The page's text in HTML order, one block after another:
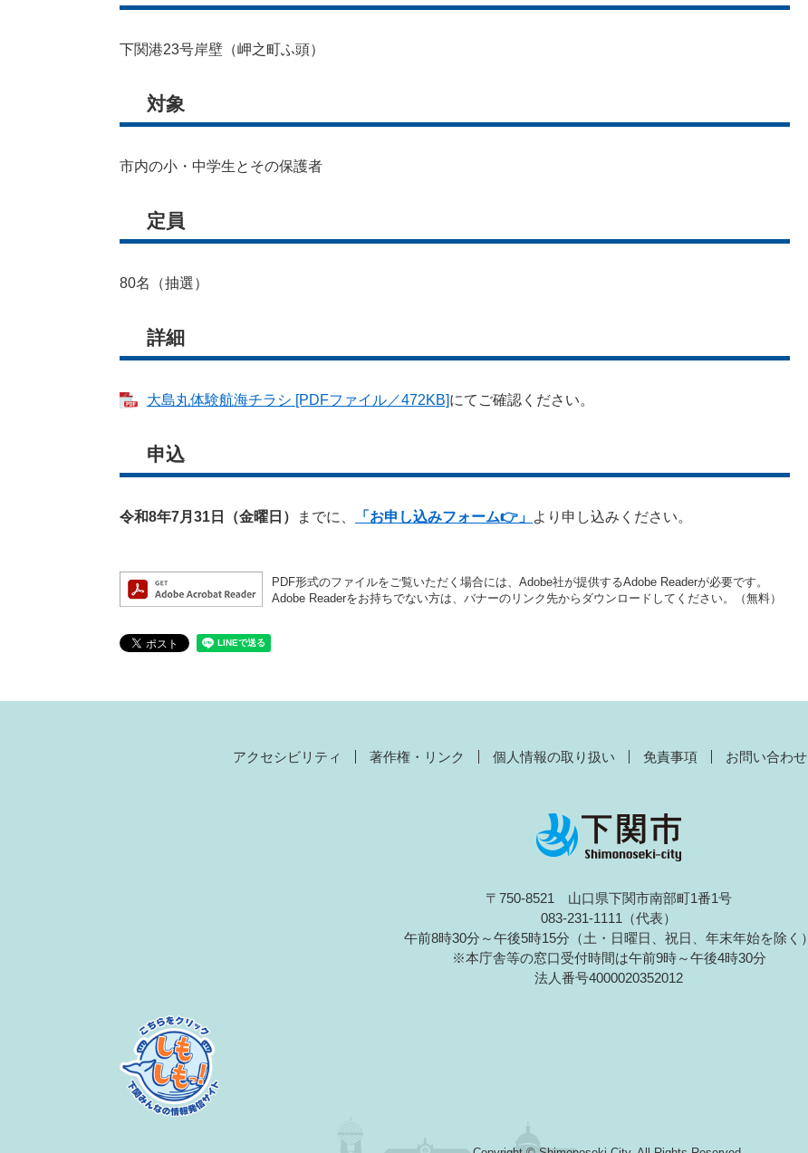
下関港23号岸壁（岬之町ふ頭）
対象
市内の小・中学生とその保護者
定員
80名（抽選）
詳細
大島丸体験航海チラシ [PDFファイル／472KB]にてご確認ください。​
申込
令和8年7月31日（金曜日） までに、 「お申し込みフォーム👉」 より申し込みください。
PDF形式のファイルをご覧いただく場合には、Adobe社が提供するAdobe Readerが必要です。
Adobe Readerをお持ちでない方は、バナーのリンク先からダウンロードしてください。（無料）
アクセシビリティ 著作権・リンク 個人情報の取り扱い 免責事項 お問い合わせ
〒750-8521 山口県下関市南部町1番1号
083-231-1111（代表）
午前8時30分～午後5時15分（土・日曜日、祝日、年末年始を除く）
※本庁舎等の窓口受付時間は午前9時～午後4時30分
法人番号4000020352012